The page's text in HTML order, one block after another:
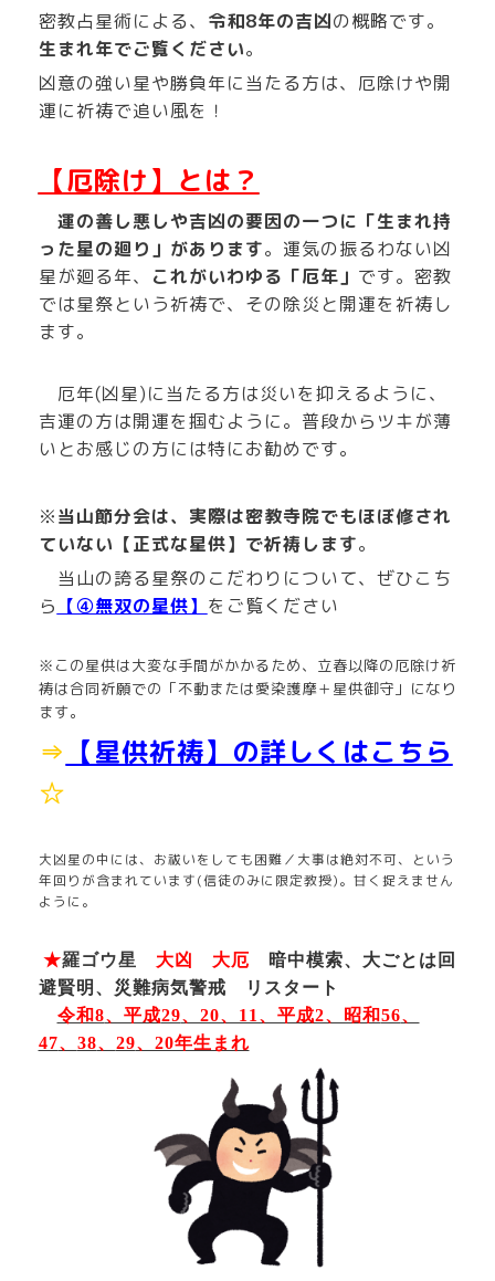
密教占星術による、 令和8年の吉凶の概略です。
生まれ年でご覧ください。
凶意の強い星や勝負年に当たる方は、厄除けや開
運に祈祷で追い風を！
【厄除け】とは？
運の善し悪しや吉凶の要因の一つに「生まれ持
った星の廻り」があります。運気の振るわない凶
星が廻る年、
これがいわゆる「厄年」 です。密教
では星祭という祈祷で、その除災と開運を祈祷し
ます。
厄年(凶星)に当たる方は災いを抑えるように、
吉運の方は開運を掴むように。普段からツキが薄
いとお感じの方には特にお勧めです。
※当山節分会は、実際は密教寺院でもほぼ修され
ていない【正式な星供】で祈祷します。
当山の誇る星祭のこだわりについて、ぜひこち
ら 【④無双の星供】 をご覧ください
※この星供は大変な手間がかかるため、立春以降の厄除け祈
祷は合同祈願での「不動または愛染護摩＋星供御守」になり
ます。
⇒ 【星供祈祷】の詳しくはこちら
☆
大凶星の中には、お祓いをしても困難／大事は絶対不可、という
年回りが含まれています(信徒のみに限定教授)。甘く捉えません
ように。
★羅ゴウ星 大凶 大厄 暗中模索、大ごとは回
避賢明、災難病気警戒 リスタート
令和8、平成29、20、11、平成2、昭和56、
47、 38、 29、20年生まれ